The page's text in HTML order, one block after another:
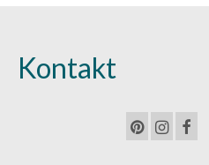
Kontakt